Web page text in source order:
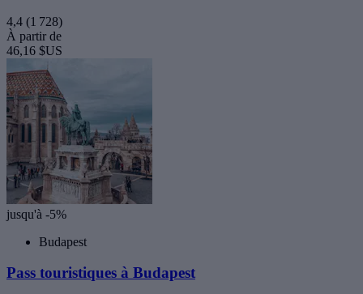
4,4 (1 728)
À partir de
46,16 $US
jusqu'à -5%
Budapest
Pass touristiques à Budapest